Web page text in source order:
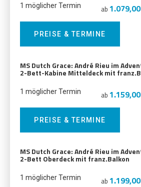
1 möglicher Termin ab
PREISE & TERMINE
MS Dutch Grace: André Rieu im
2-Bett-Kabine Mitteldeck mit
1 möglicher Termin ab
PREISE & TERMINE
MS Dutch Grace: André Rieu im
2-Bett Oberdeck mit franz.Balkon
1 möglicher Termin ab